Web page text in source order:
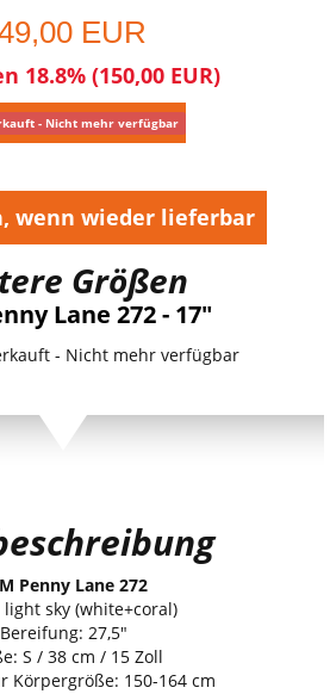
EUR
18.8% (150,00 EUR)
- Nicht mehr verfügbar
wenn wieder lieferbar
Größen
Lane 272 - 17"
- Nicht mehr verfügbar
Penny Lane 272
light sky (white+coral)
Bereifung: 27,5"
S / 38 cm / 15 Zoll
Körpergröße: 150-164 cm